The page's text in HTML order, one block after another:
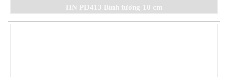
HN PD413 Bình tương 10 cm